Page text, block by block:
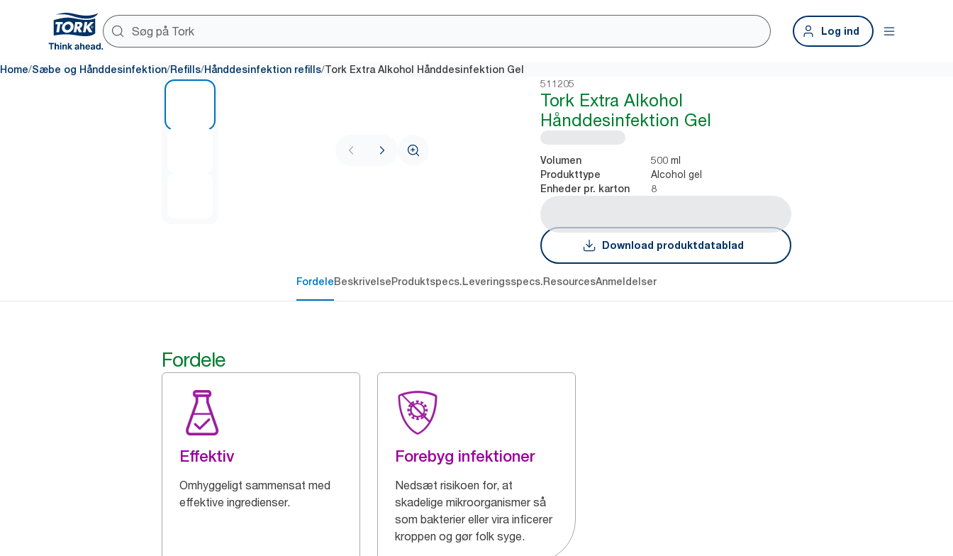
Log ind
Home/Sæbe og Hånddesinfektion/Refills/Hånddesinfektion refills/Tork Extra Alkohol Hånddesinfektion Gel
511205
Tork Extra Alkohol
Hånddesinfektion Gel
Volumen 500 ml
Produkttype Alcohol gel
Enheder pr. karton 8
Download produktdatablad
FordeleBeskrivelseProduktspecs.Leveringsspecs.ResourcesAnmeldelser
Fordele
Effektiv
Omhyggeligt sammensat med
effektive ingredienser.
Forebyg infektioner
Nedsæt risikoen for, at
skadelige mikroorganismer så
som bakterier eller vira inficerer
kroppen og gør folk syge.